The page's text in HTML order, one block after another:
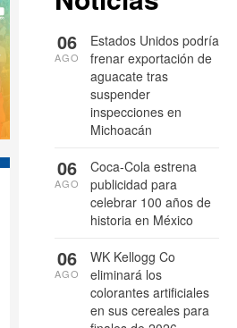
Estados Unidos podría
frenar exportación de
aguacate tras
suspender
inspecciones en
Michoacán
06
AGO
Coca-Cola estrena
publicidad para
celebrar 100 años de
historia en México
06
AGO
WK Kellogg Co
eliminará los
colorantes artificiales
en sus cereales para
06
AGO